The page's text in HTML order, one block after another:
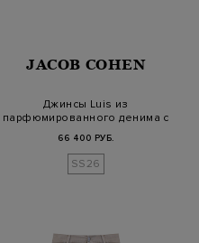
JACOB COHEN
Джинсы Luis из
парфюмированного денима с
66 400 РУБ.
SS26